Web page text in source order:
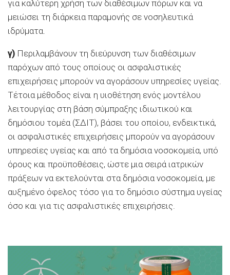
για καλύτερη χρήση των διαθέσιμων πόρων και να
μειώσει τη διάρκεια παραμονής σε νοσηλευτικά
ιδρύματα.
γ) Περιλαμβάνουν τη διεύρυνση των διαθέσιμων
παρόχων από τους οποίους οι ασφαλιστικές
επιχειρήσεις μπορούν να αγοράσουν υπηρεσίες υγείας.
Τέτοια μέθοδος είναι η υιοθέτηση ενός μοντέλου
λειτουργίας στη βάση σύμπραξης ιδιωτικού και
δημόσιου τομέα (ΣΔΙΤ), βάσει του οποίου, ενδεικτικά,
οι ασφαλιστικές επιχειρήσεις μπορούν να αγοράσουν
υπηρεσίες υγείας και από τα δημόσια νοσοκομεία, υπό
όρους και προϋποθέσεις, ώστε μια σειρά ιατρικών
πράξεων να εκτελούνται στα δημόσια νοσοκομεία, με
αυξημένο όφελος τόσο για το δημόσιο σύστημα υγείας
όσο και για τις ασφαλιστικές επιχειρήσεις.